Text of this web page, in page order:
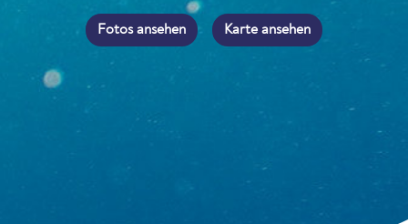
Fotos ansehen Karte ansehen